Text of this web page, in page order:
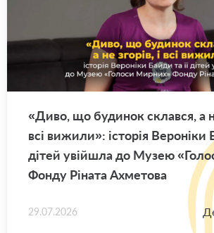
«Диво, що бу­ди­нок склав­ся, а
всі ви­жи­ли»: істо­рія Ве­ро­ні­ки
дітей уві­йшла до Музею
Фонду Рі­на­та Ахме­то­ва
29.07.2026